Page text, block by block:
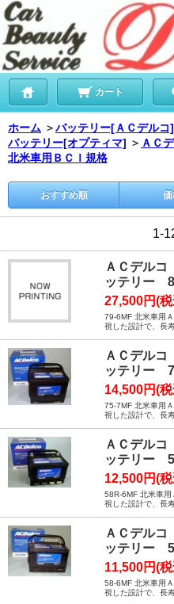
カート
ホーム ＞バッテリー[ＡＣデル
バッテリー[オプティマ] ＞ ＡＣ
北米車用ＢＣＩ規格
おすすめ順
1-
ＡＣデル
ッテリー
27,500円(
79-6MF 北米車用
視した設計で、長
ＡＣデル
ッテリー
14,500円(
75-7MF 北米車用
視した設計で、長
ＡＣデル
ッテリー
12,500円(
58R-6MF 北米車
視した設計で、長
ＡＣデル
ッテリー
11,500円(
58-6MF 北米車用
視した設計で、長